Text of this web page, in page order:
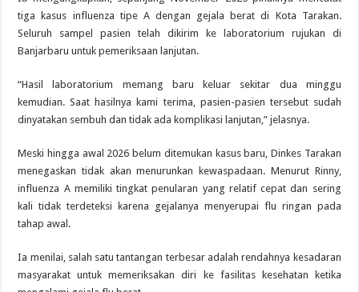
tiga kasus influenza tipe A dengan gejala berat di Kota Tarakan.
Seluruh sampel pasien telah dikirim ke laboratorium rujukan di
Banjarbaru untuk pemeriksaan lanjutan.
“Hasil laboratorium memang baru keluar sekitar dua minggu
kemudian. Saat hasilnya kami terima, pasien-pasien tersebut sudah
dinyatakan sembuh dan tidak ada komplikasi lanjutan,” jelasnya.
Meski hingga awal 2026 belum ditemukan kasus baru, Dinkes Tarakan
menegaskan tidak akan menurunkan kewaspadaan. Menurut Rinny,
influenza A memiliki tingkat penularan yang relatif cepat dan sering
kali tidak terdeteksi karena gejalanya menyerupai flu ringan pada
tahap awal.
Ia menilai, salah satu tantangan terbesar adalah rendahnya kesadaran
masyarakat untuk memeriksakan diri ke fasilitas kesehatan ketika